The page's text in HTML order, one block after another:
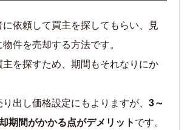
依頼して買主を探してもらい、見
件を売却する方法です。
を探すため、期間もそれなりにか
出し価格設定にもよりますが、 3～
期間がかかる点がデメリットです。